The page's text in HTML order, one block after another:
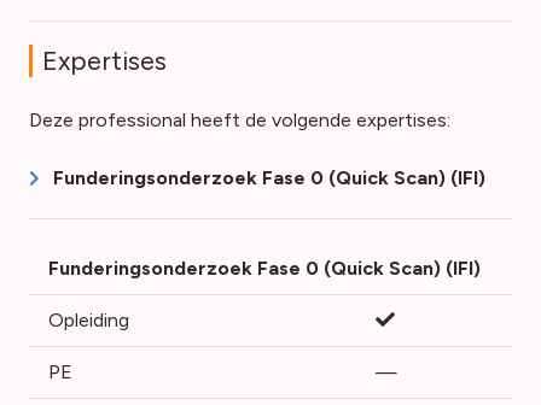
Expertises
Deze professional heeft de volgende expertises:
Funderingsonderzoek Fase 0 (Quick Scan) (IFI)
Funderingsonderzoek Fase 0 (Quick Scan) (IFI)
Opleiding
PE —